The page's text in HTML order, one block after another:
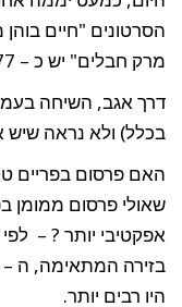
הסרטונים "חיים בוהן
מרק חבלים" יש כ – 477 ו – 377 צפיות בהתאמה.
דרך אגב, השיחה
בכלל) ולא נראה שיש
שאולי פרסום ממומן
אפקטיבי יותר ? –
היו רבים יותר.